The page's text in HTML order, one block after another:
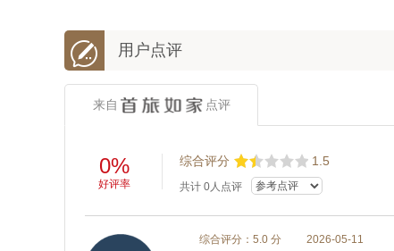
 用户点评
来自 点评
0%
好评率
综合评分 1.5
共计 0人点评
综合评分：5.0 分 2026-05-11